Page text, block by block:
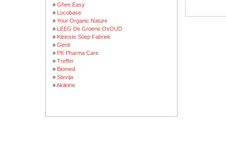
» Ghee Easy
» Locobase
» Your Organic Nature
» LEEG De Groene OsOUD
» Kleinste Soep Fabriek
» Gentl
» PK Pharma Care
» Treffer
» Biomed
» Stevija
»Akileine